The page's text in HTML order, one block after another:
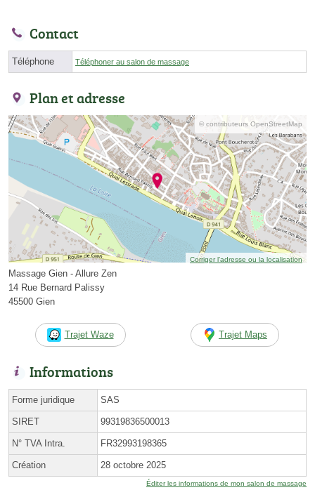
Contact
Téléphone Téléphoner au salon de massage
Plan et adresse
© contributeurs OpenStreetMap
Corriger l’adresse ou la localisation
Massage Gien - Allure Zen
14 Rue Bernard Palissy
45500 Gien
Trajet Waze Trajet Maps
Informations
Forme juridique SAS
SIRET 99319836500013
N° TVA Intra. FR32993198365
Création 28 octobre 2025
Éditer les informations de mon salon de massage